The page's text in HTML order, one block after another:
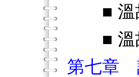
■ 溫故
■ 溫故
第七章